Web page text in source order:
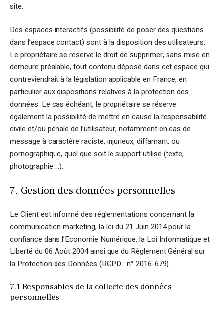
site.
Des espaces interactifs (possibilité de poser des questions
dans l’espace contact) sont à la disposition des utilisateurs.
Le propriétaire se réserve le droit de supprimer, sans mise en
demeure préalable, tout contenu déposé dans cet espace qui
contreviendrait à la législation applicable en France, en
particulier aux dispositions relatives à la protection des
données. Le cas échéant, le propriétaire se réserve
également la possibilité de mettre en cause la responsabilité
civile et/ou pénale de l’utilisateur, notamment en cas de
message à caractère raciste, injurieux, diffamant, ou
pornographique, quel que soit le support utilisé (texte,
photographie …).
7. Gestion des données personnelles
Le Client est informé des réglementations concernant la
communication marketing, la loi du 21 Juin 2014 pour la
confiance dans l’Economie Numérique, la Loi Informatique et
Liberté du 06 Août 2004 ainsi que du Règlement Général sur
la Protection des Données (RGPD : n° 2016-679).
7.1 Responsables de la collecte des données
personnelles